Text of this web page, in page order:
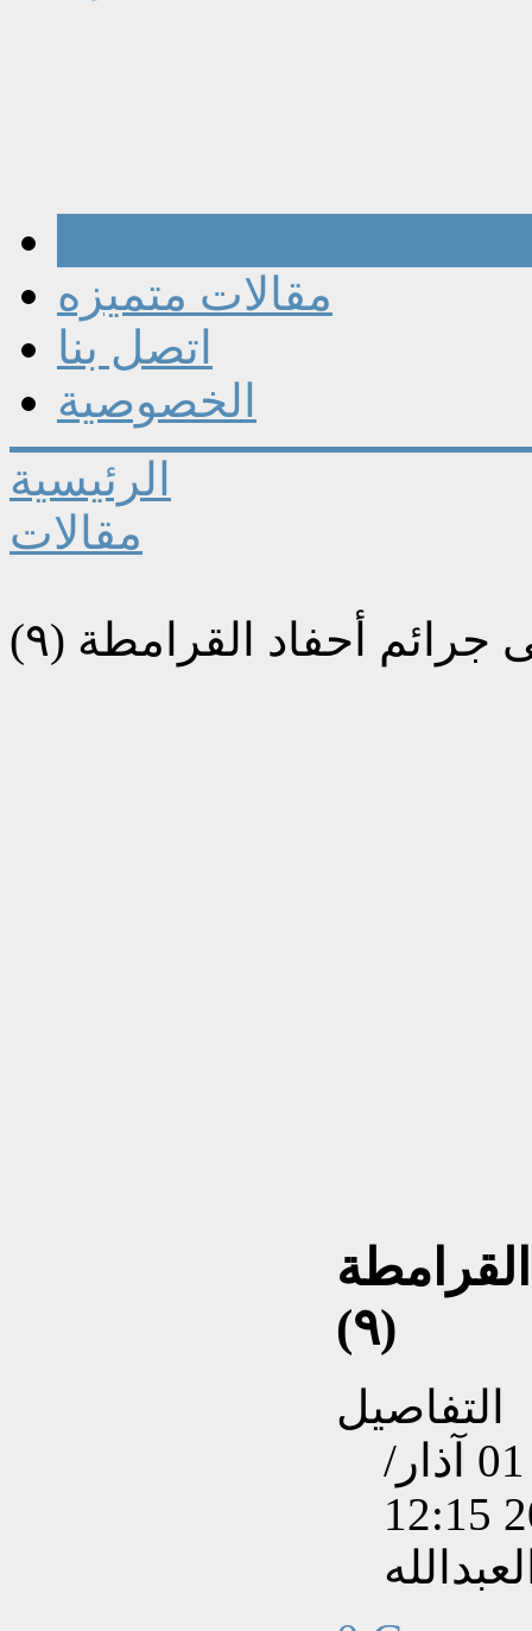
مقالات متميزه
اتصل بنا
الخصوصية
الرئيسية
مقالات
جرائم أحفاد القرامطة (٩)
(٩)
التفاصيل
تم إنشاءه بتاريخ الأحد, 01 آذار/